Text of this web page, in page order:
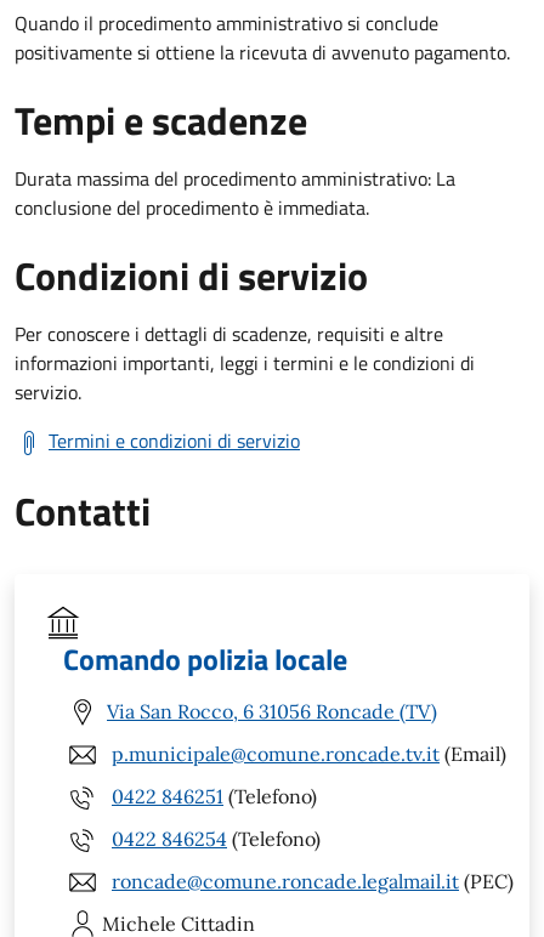
Quando il procedimento amministrativo si conclude
positivamente si ottiene la ricevuta di avvenuto pagamento.
Tempi e scadenze
Durata massima del procedimento amministrativo: La
conclusione del procedimento è immediata.
Condizioni di servizio
Per conoscere i dettagli di scadenze, requisiti e altre
informazioni importanti, leggi i termini e le condizioni di
servizio.
Termini e condizioni di servizio
Contatti
Comando polizia locale
Via San Rocco, 6 31056 Roncade (TV)
p.municipale@comune.roncade.tv.it (Email)
0422 846251 (Telefono)
0422 846254 (Telefono)
roncade@comune.roncade.legalmail.it (PEC)
Michele Cittadin